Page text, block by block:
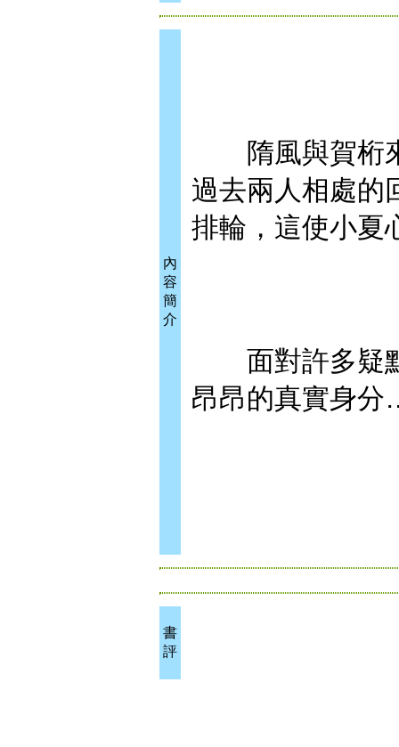
內
容
簡
介
隋風與賀桁來
過去兩人相處的
排輪，這使小夏
面對許多疑點
昂昂的真實身
書
評